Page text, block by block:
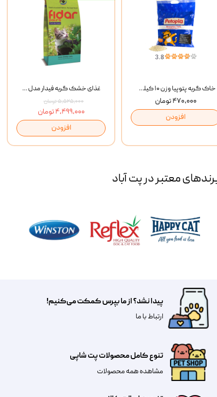
غذای خشک گربه فیدار مدل Adult وزن 10 کیلوگرم
۵,۵۲۵,۰۰۰ تومان
۴,۴۹۹,۰۰۰ تومان
افزودن
خاک گربه پتوپیا وزن ۱۰ کیلوگرم
۴۷۰,۰۰۰ تومان
افزودن
معتبر در پت آباد
تنوع کامل محصولات پت شاپی
مشاهده همه محصولات
پیدا نشد؟ از ما بپرس کمکت می‌کنیم!
​​​ارتباط با ما